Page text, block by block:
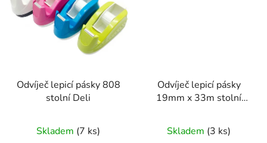
Odvíječ lepicí pásky 808
stolní Deli
Skladem (7 ks)
Odvíječ lepicí pásky
19mm x 33m stolní
Skladem (3 ks)